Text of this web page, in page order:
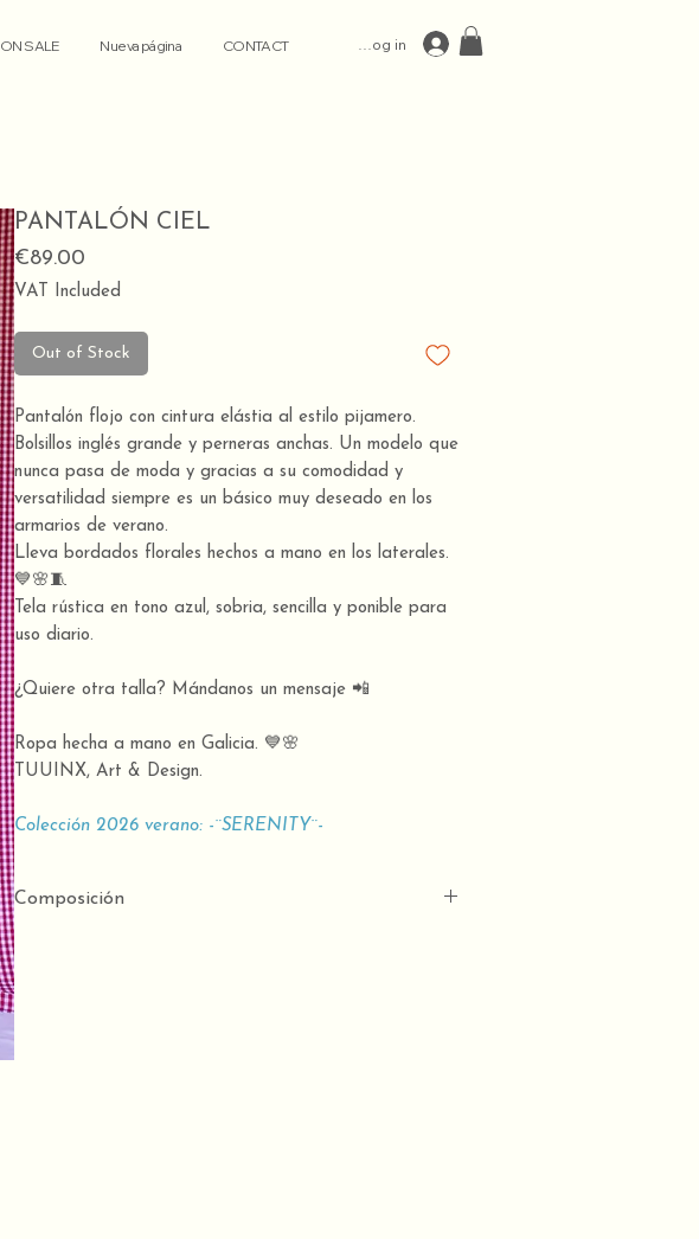
ON SALE Nueva página CONTACT Log in
PANTALÓN CIEL
€89.00
VAT Included
Out of Stock
Pantalón flojo con cintura elástia al estilo pijamero.
Bolsillos inglés grande y perneras anchas. Un modelo que
nunca pasa de moda y gracias a su comodidad y
versatilidad siempre es un básico muy deseado en los
armarios de verano.
Lleva bordados florales hechos a mano en los laterales.
💙🌸🧵
Tela rústica en tono azul, sobria, sencilla y ponible para
uso diario.
¿Quiere otra talla? Mándanos un mensaje 📲
Ropa hecha a mano en Galicia. 💙🌸
TUUINX, Art & Design.
Colección 2026 verano: -¨SERENITY¨-
Composición